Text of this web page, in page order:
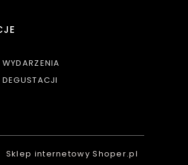
Sklep internetowy Shoper.pl